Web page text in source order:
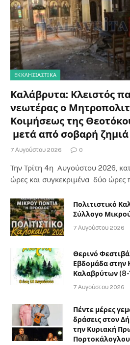
ΕΚΚΛΗΣΙΑΣΤΙΚΑ
Καλάβρυτα: Κλειστός
νεωτέρας ο
Κοιμήσεως της
μετά από σοβαρή
7 Αυγούστου 2026 0
Την Τρίτη 4η Αυγούστου 2026,
ώρες και συγκεκριμένα δύο ώρες
Πολιτιστικό
Σύλλογο
7 Αυγούστου 2026
Θερινό
Εβδομάδα στην
Καλαβρύτων (8-
7 Αυγούστου 2026
Πέντε μέρες
δράσεις στον
την Κυριακή